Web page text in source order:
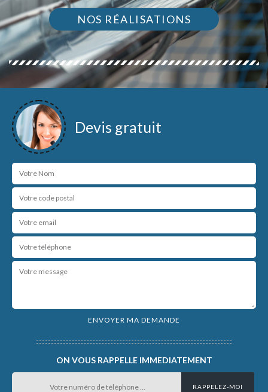
NOS RÉALISATIONS
Devis gratuit
ON VOUS RAPPELLE IMMEDIATEMENT